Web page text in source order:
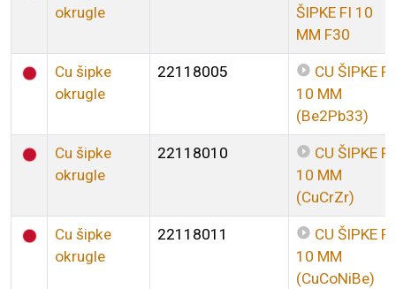
okrugle
ŠIPKE FI 10
MM F30
Cu šipke
okrugle
22118005
CU ŠIPKE FI
10 MM
(Be2Pb33)
Cu šipke
okrugle
22118010
CU ŠIPKE FI
10 MM
(CuCrZr)
Cu šipke
okrugle
22118011
CU ŠIPKE FI
10 MM
(CuCoNiBe)